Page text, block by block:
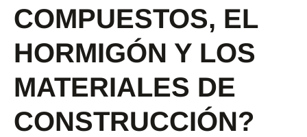
COMPUESTOS, EL
HORMIGÓN Y LOS
MATERIALES DE
CONSTRUCCIÓN?